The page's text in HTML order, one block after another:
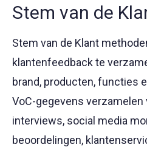
Stem van de
Stem van de Klant
klantenfeedback te
brand, producten, functies
VoC-gegevens verzamelen
interviews, social media
beoordelingen,